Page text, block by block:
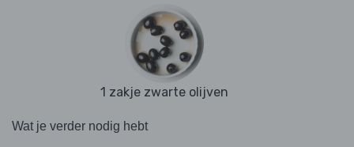
1 zakje zwarte olijven
Wat je verder nodig hebt